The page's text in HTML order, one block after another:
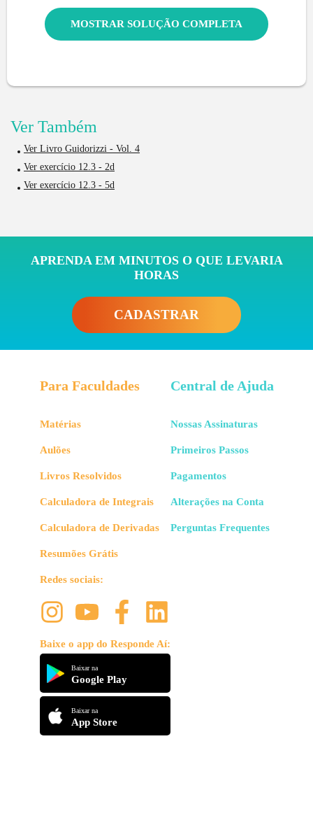
MOSTRAR SOLUÇÃO COMPLETA
Ver Também
Ver Livro Guidorizzi - Vol. 4
Ver exercício 12.3 - 2d
Ver exercício 12.3 - 5d
APRENDA EM MINUTOS O QUE LEVARIA
HORAS
CADASTRAR
Para Faculdades
Matérias
Aulões
Livros Resolvidos
Calculadora de Integrais
Calculadora de Derivadas
Resumões Grátis
Redes sociais:
Baixe o app do Responde Aí:
Baixar na
Google Play
Baixar na
App Store
Central de Ajuda
Nossas Assinaturas
Primeiros Passos
Pagamentos
Alterações na Conta
Perguntas Frequentes